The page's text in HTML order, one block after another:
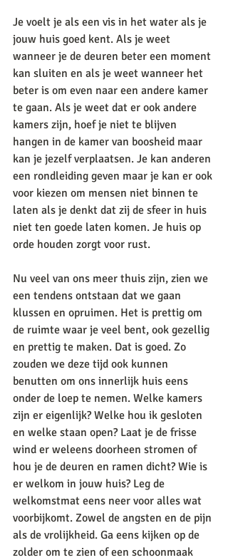
Je voelt je als een vis in het water als je
jouw huis goed kent. Als je weet
wanneer je de deuren beter een moment
kan sluiten en als je weet wanneer het
beter is om even naar een andere kamer
te gaan. Als je weet dat er ook andere
kamers zijn, hoef je niet te blijven
hangen in de kamer van boosheid maar
kan je jezelf verplaatsen. Je kan anderen
een rondleiding geven maar je kan er ook
voor kiezen om mensen niet binnen te
laten als je denkt dat zij de sfeer in huis
niet ten goede laten komen. Je huis op
orde houden zorgt voor rust.
Nu veel van ons meer thuis zijn, zien we
een tendens ontstaan dat we gaan
klussen en opruimen. Het is prettig om
de ruimte waar je veel bent, ook gezellig
en prettig te maken. Dat is goed. Zo
zouden we deze tijd ook kunnen
benutten om ons innerlijk huis eens
onder de loep te nemen. Welke kamers
zijn er eigenlijk? Welke hou ik gesloten
en welke staan open? Laat je de frisse
wind er weleens doorheen stromen of
hou je de deuren en ramen dicht? Wie is
er welkom in jouw huis? Leg de
welkomstmat eens neer voor alles wat
voorbijkomt. Zowel de angsten en de pijn
als de vrolijkheid. Ga eens kijken op de
zolder om te zien of een schoonmaak